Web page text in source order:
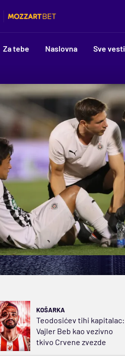
Za tebe Naslovna Sve vesti
KOŠARKA
Teodosićev tihi kapitalac:
Vajler Beb kao vezivno
tkivo Crvene zvezde